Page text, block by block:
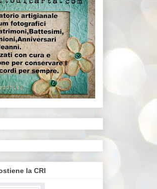
la CRI